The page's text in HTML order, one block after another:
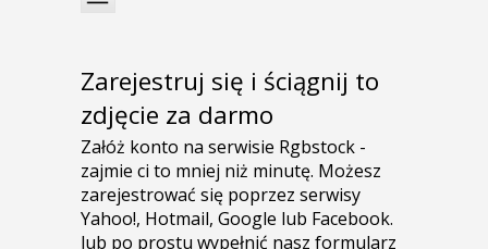
Zarejestruj się i ściągnij to
zdjęcie za darmo